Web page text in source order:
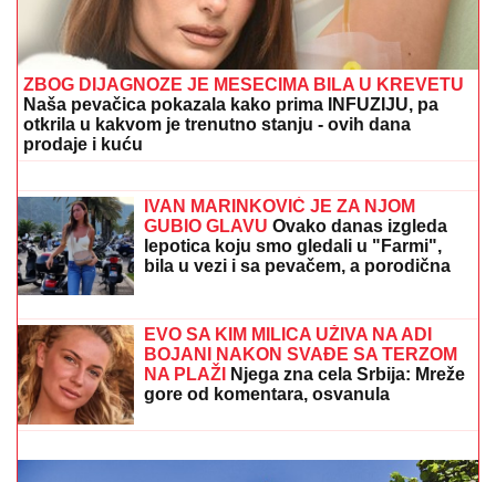
ZBOG DIJAGNOZE JE MESECIMA BILA U KREVETU
Naša pevačica pokazala kako prima INFUZIJU, pa
otkrila u kakvom je trenutno stanju - ovih dana
prodaje i kuću
Filipu Caru PREKIPELO, pred svima
otkrio šta se krije iza odnosa Kristijana
i Kristine: "ĆUTAO SAM PET GODINA"
lepotica koju smo gledali u "Farmi",
bila u vezi i sa pevačem, a porodična
tragedija ju je slomila